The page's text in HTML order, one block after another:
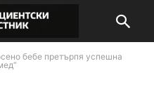
бебе претърпя успешна